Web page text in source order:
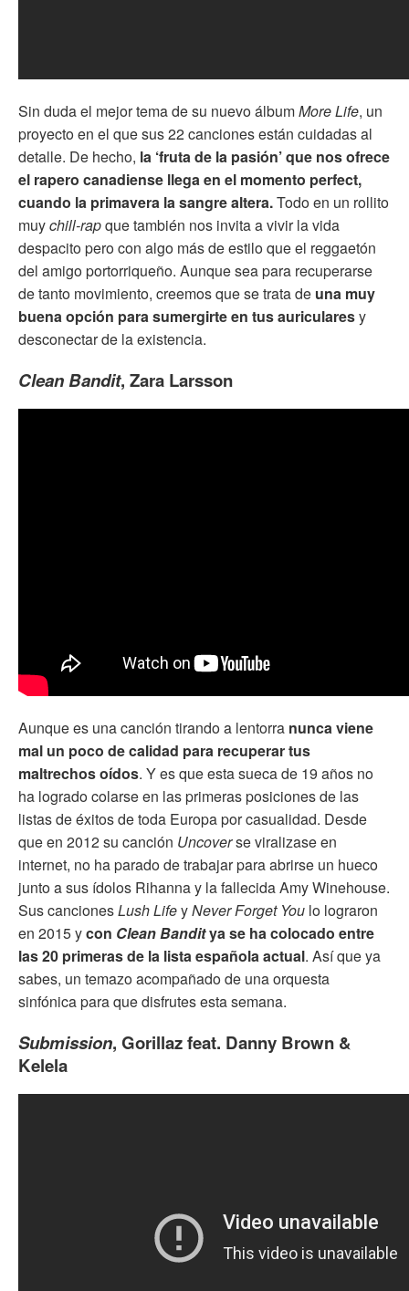
Sin duda el mejor tema de su nuevo álbumMore Life, un
proyecto en el que sus 22 canciones están cuidadas al
detalle. De hecho, la ‘fruta de la pasión’ que nos ofrece
el rapero canadiense llega en el momento perfect,
cuando la primavera la sangre altera.Todo en un rollito
muychill-rapque también nos invita a vivir la vida
despacito pero con algo más de estilo que el reggaetón
del amigo portorriqueño. Aunque sea para recuperarse
de tanto movimiento, creemos que se trata de una muy
buena opción para sumergirte en tus auricularesy
desconectar de la existencia.
Clean Bandit, Zara Larsson
Aunque es una canción tirando a lentorra nunca viene
mal un poco de calidad para recuperar tus
maltrechos oídos. Y es que esta sueca de 19 años no
ha logrado colarse en las primeras posiciones de las
listas de éxitos de toda Europa por casualidad. Desde
que en 2012 su canción Uncoverse viralizase en
internet, no ha parado de trabajar para abrirse un hueco
junto a sus ídolos Rihanna y la fallecida Amy Winehouse.
Sus cancionesLush LifeyNever Forget You lo lograron
en 2015 ycon Clean Banditya se ha colocado entre
las 20 primeras de la lista española actual. Así que ya
sabes, un temazo acompañado de una orquesta
sinfónica para que disfrutes esta semana.
Submission, Gorillaz feat. Danny Brown &
Kelela